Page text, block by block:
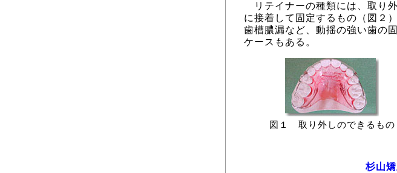
リテイナーの種類には、取り
に接着して固定するもの（図２
歯槽膿漏など、動揺の強い歯の
ケースもある。
図１ 取り外しのできるもの
杉山